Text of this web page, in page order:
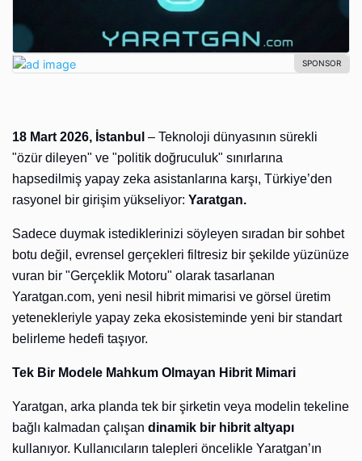
18 Mart 2026, İstanbul – Teknoloji dünyasının sürekli
"özür dileyen" ve "politik doğruculuk" sınırlarına
hapsedilmiş yapay zeka asistanlarına karşı, Türkiye’den
rasyonel bir girişim yükseliyor: Yaratgan.
Sadece duymak istediklerinizi söyleyen sıradan bir sohbet
botu değil, evrensel gerçekleri filtresiz bir şekilde yüzünüze
vuran bir "Gerçeklik Motoru" olarak tasarlanan
Yaratgan.com, yeni nesil hibrit mimarisi ve görsel üretim
yetenekleriyle yapay zeka ekosisteminde yeni bir standart
belirleme hedefi taşıyor.
Tek Bir Modele Mahkum Olmayan Hibrit Mimari
Yaratgan, arka planda tek bir şirketin veya modelin tekeline
bağlı kalmadan çalışan dinamik bir hibrit altyapı
kullanıyor. Kullanıcıların talepleri öncelikle Yaratgan’ın